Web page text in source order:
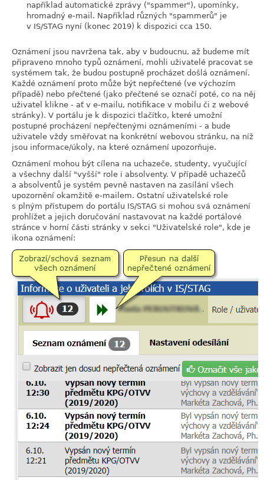
například automatické zprávy ("spammer"), upomínky,
hromadný e-mail. Například různých "spammerů" je
v IS/STAG nyní (konec 2019) k dispozici cca 150.
Oznámení jsou navržena tak, aby v budoucnu, až budeme mít
připraveno mnoho typů oznámení, mohli uživatelé pracovat se
systémem tak, že budou postupně procházet došlá oznámení.
Každé oznámení proto může být nepřečtené (ve výchozím
případě) nebo přečtené (jako přečtené se označí poté, co na něj
uživatel klikne - ať v e-mailu, notifikace v mobilu či z webové
stránky). V portálu je k dispozici tlačítko, které umožní
postupné procházení nepřečtenými oznámeními - a bude
uživatele vždy směřovat na konkrétní webovou stránku, na níž
jsou informace/úkoly, na které oznámení upozorňuje.
Oznámení mohou být cílena na uchazeče, studenty, vyučující
a všechny další "vyšší" role i absolventy. V případě uchazečů
a absolventů je systém pevně nastaven na zasílání všech
upozornění okamžitě e-mailem. Ostatní uživatelské role
s plným přístupem do portálu IS/STAG si mohou svá oznámení
prohlížet a jejich doručování nastavovat na každé portálové
stránce v horní části stránky v sekci "Uživatelské role", kde je
ikona oznámení: